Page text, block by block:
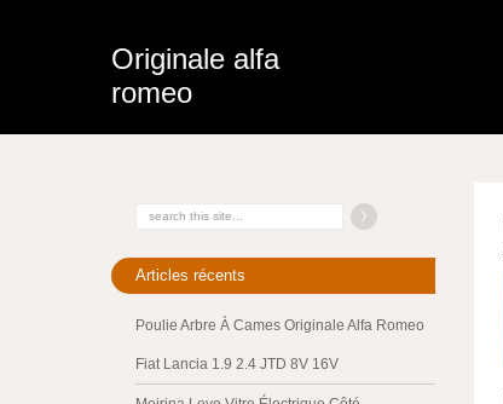
Originale alfa
romeo
Articles récents
Poulie Arbre À Cames Originale Alfa Romeo
Fiat Lancia 1.9 2.4 JTD 8V 16V